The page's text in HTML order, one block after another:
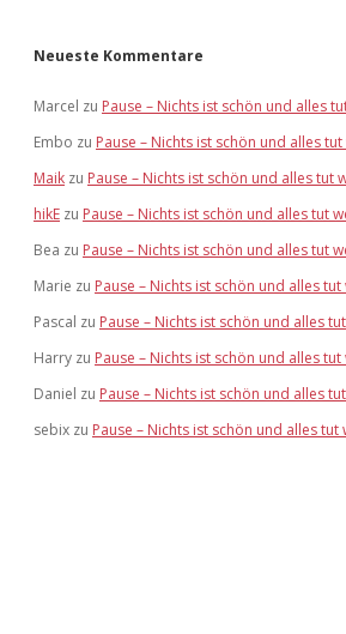
Neueste Kommentare
Marcel zu Pause – Nichts ist schön und alles
Embo zu Pause – Nichts ist schön und alles tut
Maik zu Pause – Nichts ist schön und alles tut
hikE zu Pause – Nichts ist schön und alles tut
Bea zu Pause – Nichts ist schön und alles tut
Marie zu Pause – Nichts ist schön und alles tut
Pascal zu Pause – Nichts ist schön und alles
Harry zu Pause – Nichts ist schön und alles tut
Daniel zu Pause – Nichts ist schön und alles
sebix zu Pause – Nichts ist schön und alles tut